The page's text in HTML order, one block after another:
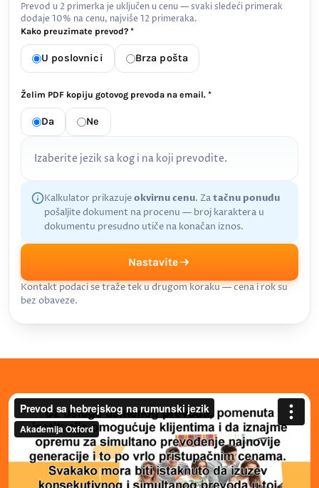
Prevod u 2 primerka je uključen u cenu — svaki sledeći primerak
dodaje 10% na cenu, najviše 12 primeraka.
Kako preuzimate prevod? *
U poslovnici Brza pošta
Želim PDF kopiju gotovog prevoda na email. *
Da Ne
Izaberite jezik sa kog i na koji prevodite.
Kalkulator prikazujeokvirnu cenu. Zatačnu ponudu
pošaljite dokument na procenu — broj karaktera u
dokumentu presudno utiče na konačan iznos.
Nastavite
Kontakt podaci se traže tek u drugom koraku — cena i rok su
bez obaveze.